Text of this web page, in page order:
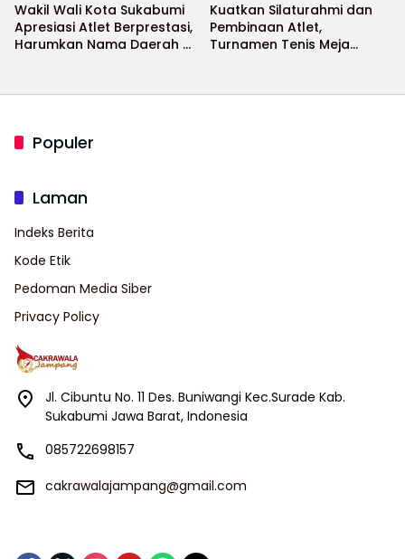
Wakil Wali Kota Sukabumi
Apresiasi Atlet Berprestasi,
Harumkan Nama Daerah di
Kuatkan Silaturahmi dan
Pembinaan Atlet,
Turnamen Tenis Meja
Populer
Laman
Indeks Berita
Kode Etik
Pedoman Media Siber
Privacy Policy
Jl. Cibuntu No. 11 Des. Buniwangi Kec.Surade Kab.
Sukabumi Jawa Barat, Indonesia
085722698157
cakrawalajampang@gmail.com